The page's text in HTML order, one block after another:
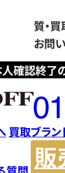
確認終了
質・
お問
フ
リ
ー
ダ
イ
ヤ
買取ブラ